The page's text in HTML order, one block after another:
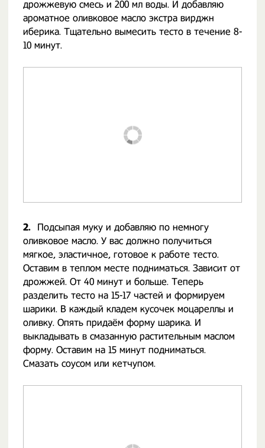
дрожжевую смесь и 200 мл воды. И добавляю
ароматное оливковое масло экстра вирджн
иберика. Тщательно вымесить тесто в течение 8-
10 минут.
2.
Подсыпая муку и добавляю по немногу
оливковое масло. У вас должно получиться
мягкое, эластичное, готовое к работе тесто.
Оставим в теплом месте подниматься. Зависит от
дрожжей. От 40 минут и больше. Теперь
разделить тесто на 15-17 частей и формируем
шарики. В каждый кладем кусочек моцареллы и
оливку. Опять придаём форму шарика. И
выкладывать в смазанную растительным маслом
форму. Оставим на 15 минут подниматься.
Смазать соусом или кетчупом.